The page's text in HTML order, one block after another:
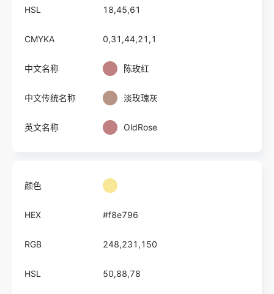
HSL 18,45,61
CMYKA 0,31,44,21,1
中文名称 陈玫红
中文传统名称 淡玫瑰灰
英文名称 OldRose
颜色
HEX #f8e796
RGB 248,231,150
HSL 50,88,78